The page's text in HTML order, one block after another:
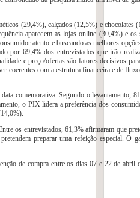
(29,4%), calçados (12,5%) e chocolates
aparecem as lojas online (30,4%) e
atento e buscando as melhores
por 69,4% dos entrevistados que irão
e preço/ofertas são fatores decisivos
coerentes com a estrutura financeira e de
comemorativa. Segundo o levantamento,
o PIX lidera a preferência dos
os entrevistados, 61,3% afirmaram que
preparar uma refeição especial. O
de compra entre os dias 07 e 22 de